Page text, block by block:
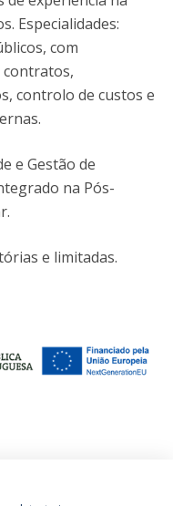
Especialidades:
com
contratos,
controlo de custos e
e Gestão de
na Pós-
e limitadas.